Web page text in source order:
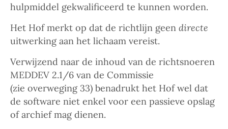
hulpmiddel gekwalificeerd te kunnen worden.
Het Hof merkt op dat de richtlijn geen directe
uitwerking aan het lichaam vereist.
Verwijzend naar de inhoud van de richtsnoeren
MEDDEV 2.1/6 van de Commissie
(zie overweging 33) benadrukt het Hof wel dat
de software niet enkel voor een passieve opslag
of archief mag dienen.